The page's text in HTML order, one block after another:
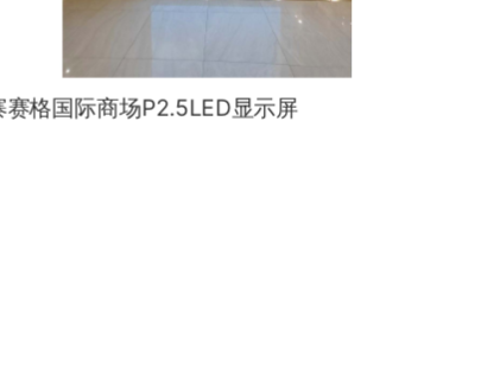
赛格国际商场P2.5LED显示屏